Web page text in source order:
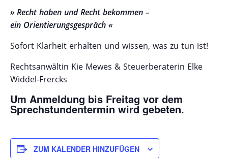
» Recht haben und Recht bekommen –
ein Orientierungsgespräch «
Sofort Klarheit erhalten und wissen, was zu tun ist!
Rechtsanwältin Kie Mewes & Steuerberaterin Elke
Widdel-Frercks
Um Anmeldung bis Freitag vor dem
Sprechstundentermin wird gebeten.
ZUM KALENDER HINZUFÜGEN